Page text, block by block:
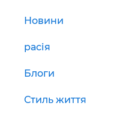
Новини
расія
Блоги
Стиль життя